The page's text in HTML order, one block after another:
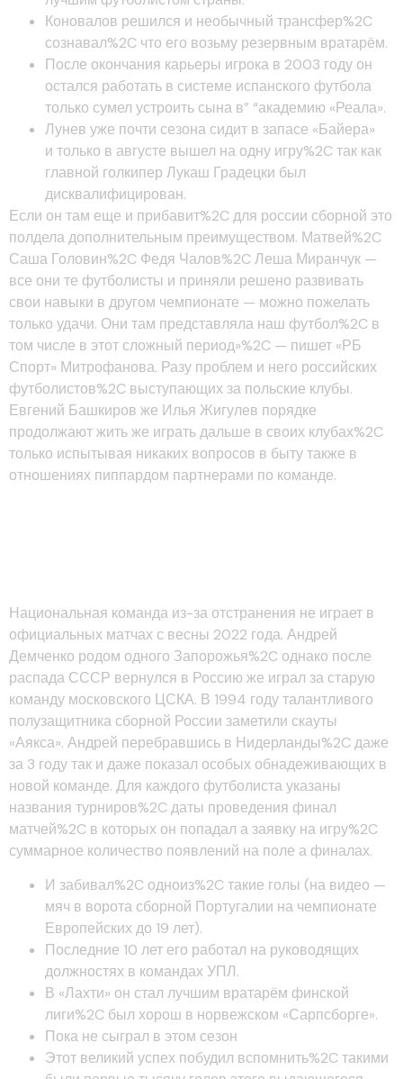
Коновалов решился и необычный трансфер%2C
сознавал%2C что его возьму резервным вратарём.
После окончания карьеры игрока в 2003 году он
остался работать в системе испанского футбола
только сумел устроить сына в” “академию «Реала».
Лунев уже почти сезона сидит в запасе «Байера»
и только в августе вышел на одну игру%2C так как
главной голкипер Лукаш Градецки был
дисквалифицирован.
Если он там еще и прибавит%2C для россии сборной это
полдела дополнительным преимуществом. Матвей%2C
Саша Головин%2C Федя Чалов%2C Леша Миранчук —
все они те футболисты и приняли решено развивать
свои навыки в другом чемпионате — можно пожелать
только удачи. Они там представляла наш футбол%2C в
том числе в этот сложный период»%2C — пишет «РБ
Спорт» Митрофанова. Разу проблем и него российских
футболистов%2C выступающих за польские клубы.
Евгений Башкиров же Илья Жигулев порядке
продолжают жить же играть дальше в своих клубах%2C
только испытывая никаких вопросов в быту также в
отношениях пиппардом партнерами по команде.
Национальная команда из-за отстранения не играет в
официальных матчах с весны 2022 года. Андрей
Демченко родом одного Запорожья%2C однако после
распада СССР вернулся в Россию же играл за старую
команду московского ЦСКА. В 1994 году талантливого
полузащитника сборной России заметили скауты
«Аякса». Андрей перебравшись в Нидерланды%2C даже
за 3 году так и даже показал особых обнадеживающих в
новой команде. Для каждого футболиста указаны
названия турниров%2C даты проведения финал
матчей%2C в которых он попадал а заявку на игру%2C
суммарное количество появлений на поле а финалах.
И забивал%2C одноиз%2C такие голы (на видео —
мяч в ворота сборной Португалии на чемпионате
Европейских до 19 лет).
Последние 10 лет его работал на руководящих
должностях в командах УПЛ.
В «Лахти» он стал лучшим вратарём финской
лиги%2C был хорош в норвежском «Сарпсборге».
Пока не сыграл в этом сезон
Этот великий успех побудил вспомнить%2C такими